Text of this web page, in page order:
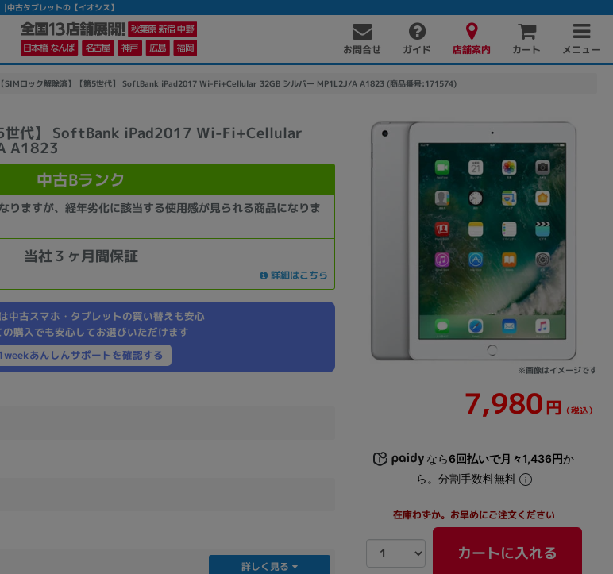
古タブレットの【イオシス】
お問合せ ガイド 店舗案内 カート メニュー
【SIMロック解除済】【第5世代】 SoftBank iPad2017 Wi-Fi+Cellular 32GB シルバー MP1L2J/A A1823 (商品番号:171574)
5世代】 SoftBank iPad2017 Wi-Fi+Cellular
A1823
※画像はイメージです
7,980円 （税込）
なら6回払いで月々1,436円か
ら。分割手数料無料
在庫わずか。お早めにご注文ください
カートに入れる
中古Bランク
りますが、経年劣化に該当する使用感が見られる商品になりま
当社３ヶ月間保証
詳細はこちら
中古スマホ・タブレットの買い替えも安心
の購入でも安心してお選びいただけます
あんしんサポートを確認する
詳しく見る
検索に切り替える
カテゴリー
ノートPC デスクPC モニター PC周辺機器 ソフト
メーカー
製造、販売メーカーの絞り込み